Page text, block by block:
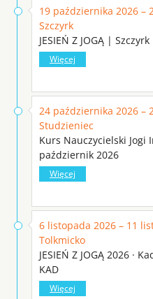
19 października 2026 –
Szczyrk
JESIEŃ Z JOGĄ | Szczyrk
Więcej
24 października 2026 –
Studzieniec
Kurs Nauczycielski Jogi
październik 2026
Więcej
6 listopada 2026 – 11
Tolkmicko
JESIEŃ Z JOGĄ 2026 ·
KAD
Więcej